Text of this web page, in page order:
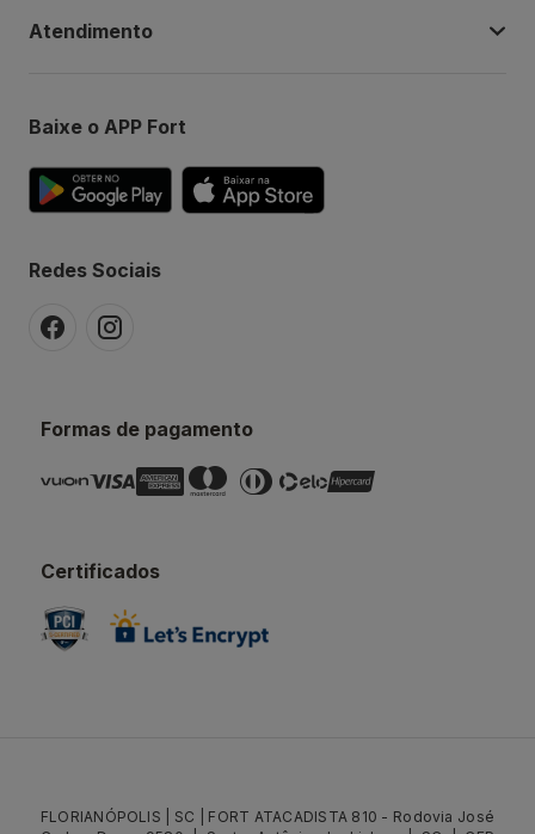
Atendimento
Baixe o APP Fort
Redes Sociais
Formas de pagamento
Certificados
FLORIANÓPOLIS | SC | FORT ATACADISTA 810 - Rodovia José